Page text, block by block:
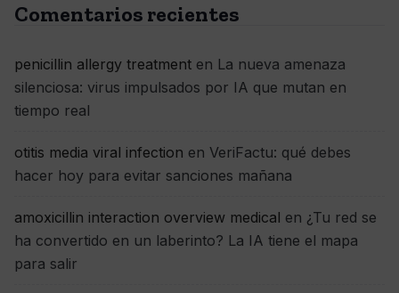
Comentarios recientes
penicillin allergy treatment en La nueva amenaza
silenciosa: virus impulsados por IA que mutan en
tiempo real
otitis media viral infection en VeriFactu: qué debes
hacer hoy para evitar sanciones mañana
amoxicillin interaction overview medical en ¿Tu red se
ha convertido en un laberinto? La IA tiene el mapa
para salir